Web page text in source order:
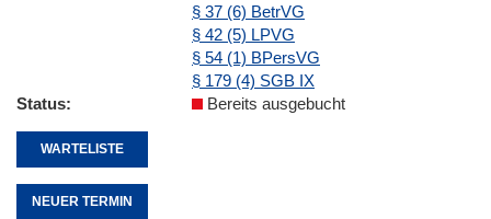
§ 37 (6) BetrVG
§ 42 (5) LPVG
§ 54 (1) BPersVG
§ 179 (4) SGB IX
Status
Bereits ausgebucht
WARTELISTE
NEUER TERMIN